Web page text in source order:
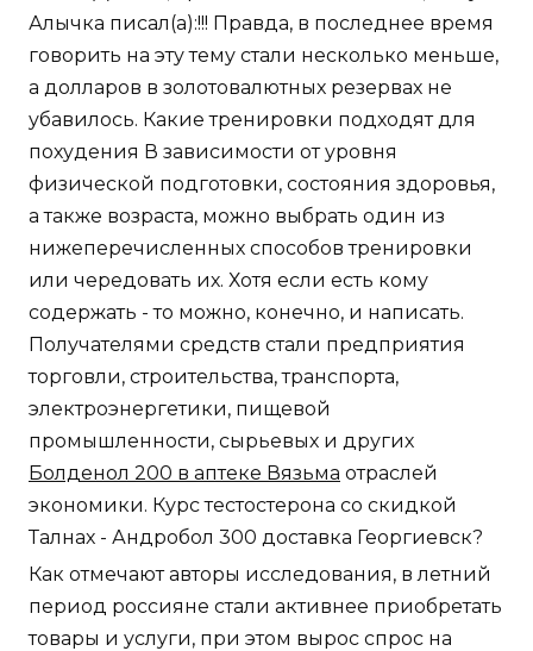
Алычка писал(а):!!! Правда, в последнее время
говорить на эту тему стали несколько меньше,
а долларов в золотовалютных резервах не
убавилось. Какие тренировки подходят для
похудения В зависимости от уровня
физической подготовки, состояния здоровья,
а также возраста, можно выбрать один из
нижеперечисленных способов тренировки
или чередовать их. Хотя если есть кому
содержать - то можно, конечно, и написать.
Получателями средств стали предприятия
торговли, строительства, транспорта,
электроэнергетики, пищевой
промышленности, сырьевых и других
Болденол 200 в аптеке Вязьма отраслей
экономики. Курс тестостерона со скидкой
Талнах - Андробол 300 доставка Георгиевск?
Как отмечают авторы исследования, в летний
период россияне стали активнее приобретать
товары и услуги, при этом вырос спрос на